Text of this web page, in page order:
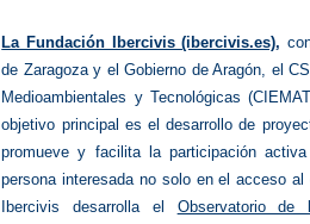
La Fundación Ibercivis (ibercivis.es),
de Zaragoza y el Gobierno de Aragón, el
Medioambientales y Tecnológicas
objetivo principal es el desarrollo de
promueve y facilita la participación
persona interesada no solo en el acceso
Ibercivis desarrolla el Observatorio de